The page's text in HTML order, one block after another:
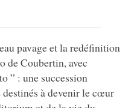
pavage et la redéfinition
de Coubertin, avec
” : une succession
destinés à devenir le cœur